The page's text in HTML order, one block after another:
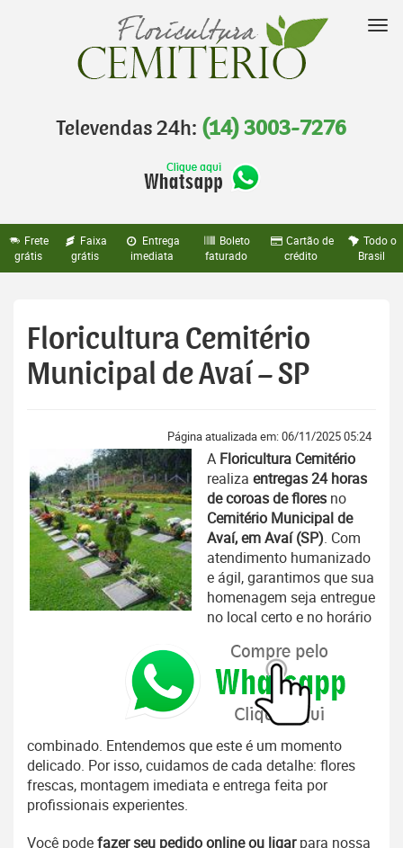
Televendas 24h: (14) 3003-7276
Frete
grátis
Faixa
grátis
Entrega
imediata
Boleto
faturado
Cartão de
crédito
Todo o
Brasil
Floricultura Cemitério
Municipal de Avaí – SP
Página atualizada em: 06/11/2025 05:24
A Floricultura Cemitério
realiza entregas 24 horas
de coroas de flores no
Cemitério Municipal de
Avaí, em Avaí (SP). Com
atendimento humanizado
e ágil, garantimos que sua
homenagem seja entregue
no local certo e no horário
combinado. Entendemos que este é um momento
delicado. Por isso, cuidamos de cada detalhe: flores
frescas, montagem imediata e entrega feita por
profissionais experientes.
Você podefazer seu pedido online ou ligarpara nossa